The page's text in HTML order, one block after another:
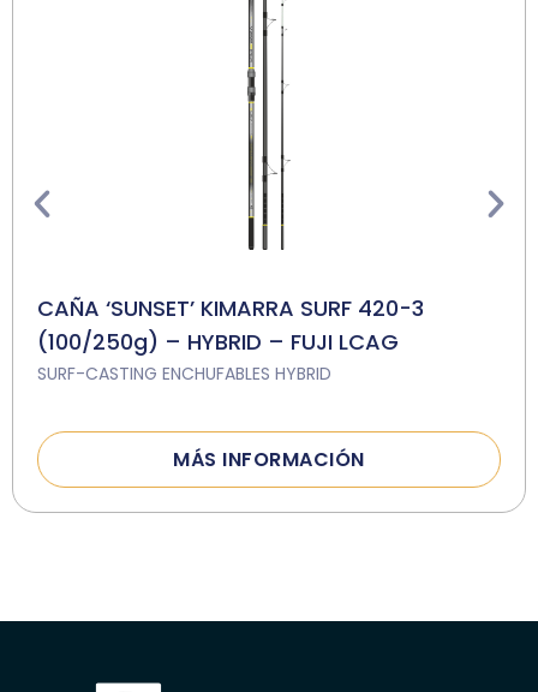
CAÑA ‘SUNSET’ KIMARRA SURF 420-3
(100/250g) – HYBRID – FUJI LCAG
SURF-CASTING ENCHUFABLES HYBRID
MÁS INFORMACIÓN